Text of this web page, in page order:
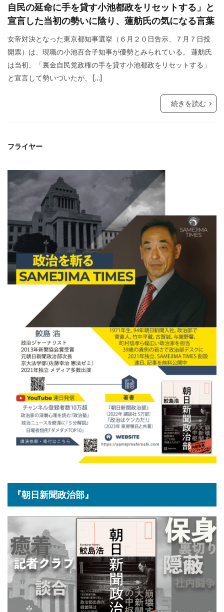
自民の延命に手を貸す小池都政をリセットする」と
宣言した当初の勢いに陰り、蓮舫氏の気になる言葉
女帝対決となった東京都知事選挙（６月２０日告示、７月７日投
開票）は、現職の小池百合子知事が優勢とみられている。 蓮舫氏
は当初、「裏金自民党政権の手を貸す小池都政をリセットする」
と宣言して勢いづいたが、 […]
続きを読む
フライヤー
『朝日新聞政治部』